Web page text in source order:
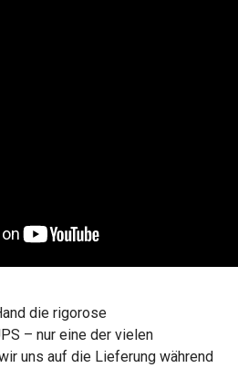
die rigorose
– nur eine der vielen
uns auf die Lieferung während